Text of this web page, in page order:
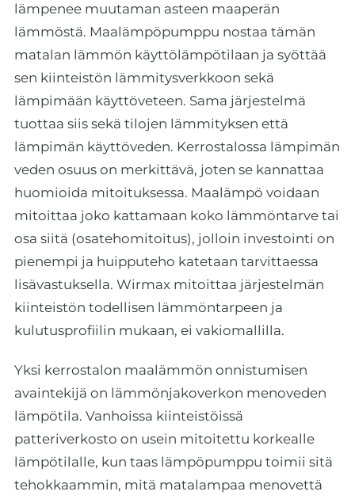
lämpenee muutaman asteen maaperän
lämmöstä. Maalämpöpumppu nostaa tämän
matalan lämmön käyttölämpötilaan ja syöttää
sen kiinteistön lämmitysverkkoon sekä
lämpimään käyttöveteen. Sama järjestelmä
tuottaa siis sekä tilojen lämmityksen että
lämpimän käyttöveden. Kerrostalossa lämpimän
veden osuus on merkittävä, joten se kannattaa
huomioida mitoituksessa. Maalämpö voidaan
mitoittaa joko kattamaan koko lämmöntarve tai
osa siitä (osatehomitoitus), jolloin investointi on
pienempi ja huipputeho katetaan tarvittaessa
lisävastuksella. Wirmax mitoittaa järjestelmän
kiinteistön todellisen lämmöntarpeen ja
kulutusprofiilin mukaan, ei vakiomallilla.
Yksi kerrostalon maalämmön onnistumisen
avaintekijä on lämmönjakoverkon menoveden
lämpötila. Vanhoissa kiinteistöissä
patteriverkosto on usein mitoitettu korkealle
lämpötilalle, kun taas lämpöpumppu toimii sitä
tehokkaammin, mitä matalampaa menovettä